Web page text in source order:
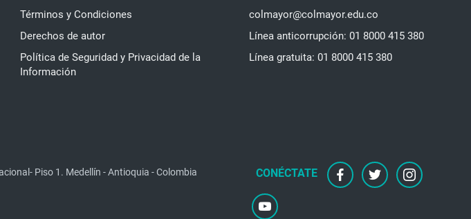
Términos y Condiciones
Derechos de autor
Política de Seguridad y Privacidad de la
Información
colmayor@colmayor.edu.co
Línea anticorrupción: 01 8000 415 380
Línea gratuita: 01 8000 415 380
Piso 1. Medellín - Antioquia - Colombia facebooktwitter instagram
youtube